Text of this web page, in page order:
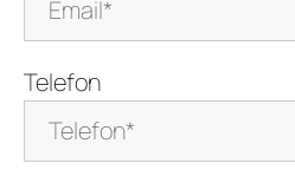
Telefon